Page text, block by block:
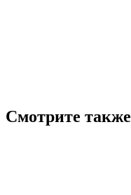
Смотрите также